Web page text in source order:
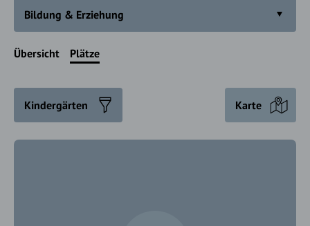
Bildung & Erziehung
Übersicht Plätze
Kindergärten Karte